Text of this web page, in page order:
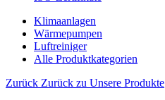
Klimaanlagen
Wärmepumpen
Luftreiniger
Alle Produktkategorien
Zurück Zurück zu Unsere Produkte